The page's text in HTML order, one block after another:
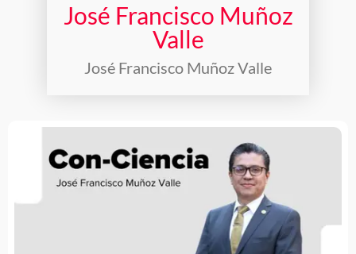
José Francisco Muñoz
Valle
José Francisco Muñoz Valle